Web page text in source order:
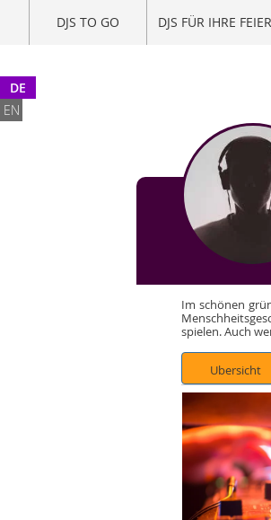
DJS TO GO DJS FÜR IHRE FEIER
DE
EN
Im schönen
spielen. Auch
Ubersicht